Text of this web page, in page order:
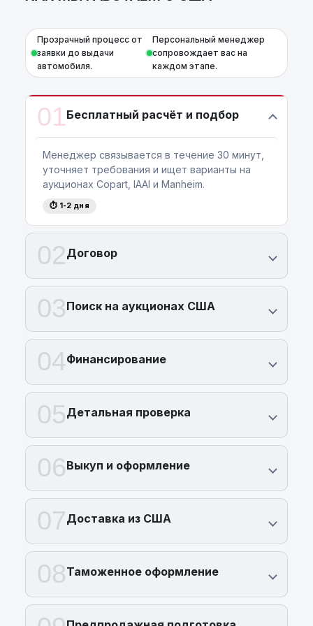
Прозрачный процесс от
заявки до выдачи
автомобиля.
Персональный менеджер
сопровождает вас на
каждом этапе.
01Бесплатный расчёт и подбор
Менеджер связывается в течение 30 минут,
уточняет требования и ищет варианты на
аукционах Copart, IAAI и Manheim.
⏱ 1-2 дня
02Договор
03Поиск на аукционах США
04Финансирование
05Детальная проверка
06Выкуп и оформление
07Доставка из США
08Таможенное оформление